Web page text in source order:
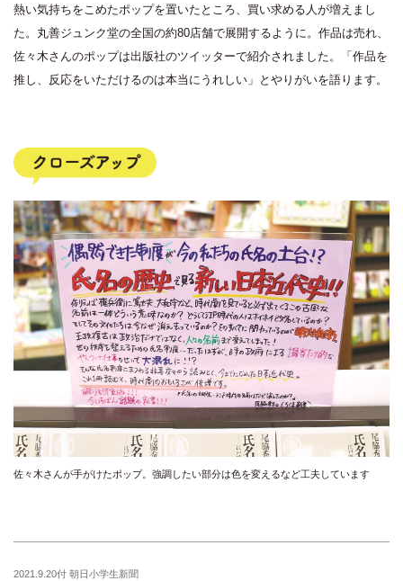
熱い気持ちをこめたポップを置いたところ、買い求める人が増えまし
た。丸善ジュンク堂の全国の約80店舗で展開するように。作品は売れ、
佐々木さんのポップは出版社のツイッターで紹介されました。「作品を
推し、反応をいただけるのは本当にうれしい」とやりがいを語ります。
佐々木さんが手がけたポップ。強調したい部分は色を変えるなど工夫しています
2021.9.20付 朝日小学生新聞